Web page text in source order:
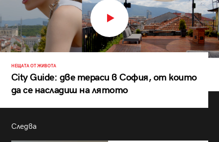
НЕЩАТА ОТ ЖИВОТА
City Guide: две тераси в София, от които
да се насладиш на лятото
Следва